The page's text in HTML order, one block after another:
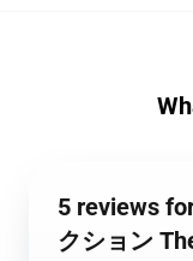
5 reviews
クション